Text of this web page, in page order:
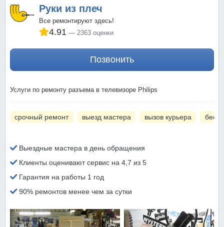
Руки из плеч
Все ремонтируют здесь!
4.91 2363 оценки
Позвонить
Услуги по ремонту разъема в телевизоре Philips
срочный ремонт выезд мастера вызов курьера
Выездные мастера в день обращения
Клиенты оценивают сервис на 4,7 из 5
Гарантия на работы 1 год
90% ремонтов менее чем за сутки